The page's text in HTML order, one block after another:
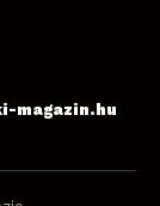
magazin.hu